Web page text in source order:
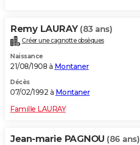
Remy LAURAY (83 ans)
Créer une cagnotte obsèques
Naissance
21/08/1908 à Montaner
Décès
07/02/1992 à Montaner
Famille LAURAY
Jean-marie PAGNOU (86 ans)